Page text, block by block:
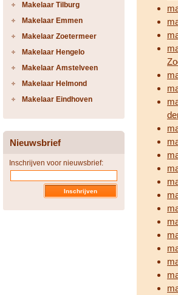
Makelaar Tilburg
Makelaar Emmen
Makelaar Zoetermeer
Makelaar Hengelo
Makelaar Amstelveen
Makelaar Helmond
Makelaar Eindhoven
Nieuwsbrief
Inschrijven voor nieuwsbrief: